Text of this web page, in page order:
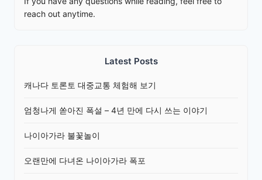
reach out anytime.
Latest Posts
캐나다 토론토 대중교통 체험해 보기
엄청나게 쏟아진 폭설 – 4년 만에 다시 쓰는 이야기
나이아가라 불꽃놀이
오랜만에 다녀온 나이아가라 폭포